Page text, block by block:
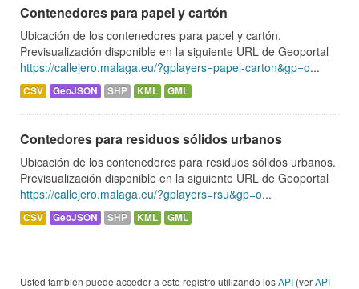
Contenedores para papel y cartón
Ubicación de los contenedores para papel y cartón.
Previsualización disponible en la siguiente URL de Geoportal
https://callejero.malaga.eu/?gplayers=papel-carton&gp=o...
CSV GeoJSON SHP KML GML
Contedores para residuos sólidos urbanos
Ubicación de los contenedores para residuos sólidos urbanos.
Previsualización disponible en la siguiente URL de Geoportal
https://callejero.malaga.eu/?gplayers=rsu&gp=o...
CSV GeoJSON SHP KML GML
Usted también puede acceder a este registro utilizando losAPI (verAPI